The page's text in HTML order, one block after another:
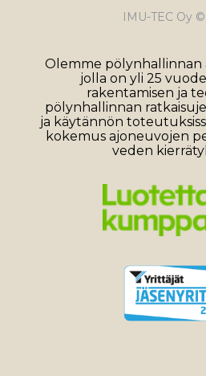
IMU-TEC Oy
Olemme pölynhallinnan
jolla on yli 25
rakentamisen ja
pölynhallinnan
ja käytännön
kokemus ajoneuvojen
veden